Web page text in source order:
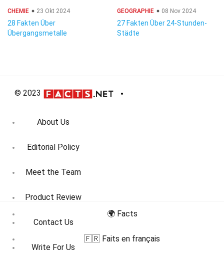
CHEMIE 23 Okt 2024
28 Fakten Über
Übergangsmetalle
GEOGRAPHIE 08 Nov 2024
27 Fakten Über 24-Stunden-
Städte
© 2023
About Us
Editorial Policy
Meet the Team
Product Review
Contact Us
Write For Us
🌍 Facts
🇫🇷 Faits en français